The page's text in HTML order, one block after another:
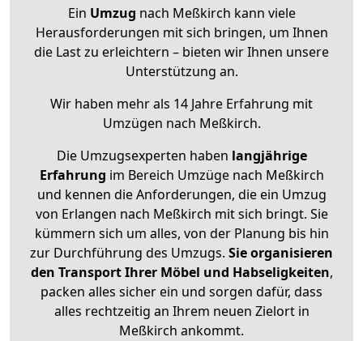
Ein Umzug nach Meßkirch kann viele
Herausforderungen mit sich bringen, um Ihnen
die Last zu erleichtern – bieten wir Ihnen unsere
Unterstützung an.
Wir haben mehr als 14 Jahre Erfahrung mit
Umzügen nach Meßkirch.
Die Umzugsexperten haben langjährige
Erfahrung im Bereich Umzüge nach Meßkirch
und kennen die Anforderungen, die ein Umzug
von Erlangen nach Meßkirch mit sich bringt. Sie
kümmern sich um alles, von der Planung bis hin
zur Durchführung des Umzugs. Sie organisieren
den Transport Ihrer Möbel und Habseligkeiten,
packen alles sicher ein und sorgen dafür, dass
alles rechtzeitig an Ihrem neuen Zielort in
Meßkirch ankommt.